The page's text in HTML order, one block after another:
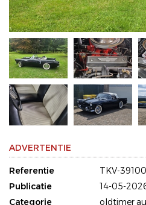
ADVERTENTIE
Referentie
TKV-
Publicatie
14-05-
Categorie
oldtimer